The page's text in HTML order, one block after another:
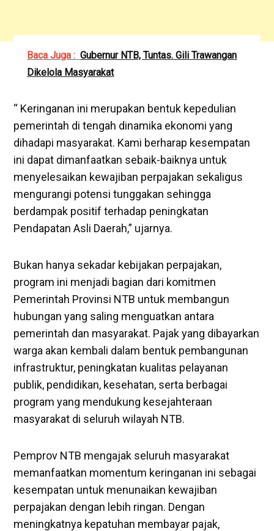
Baca Juga : Gubernur NTB, Tuntas. Gili Trawangan
Dikelola Masyarakat
“ Keringanan ini merupakan bentuk kepedulian
pemerintah di tengah dinamika ekonomi yang
dihadapi masyarakat. Kami berharap kesempatan
ini dapat dimanfaatkan sebaik-baiknya untuk
menyelesaikan kewajiban perpajakan sekaligus
mengurangi potensi tunggakan sehingga
berdampak positif terhadap peningkatan
Pendapatan Asli Daerah,” ujarnya.
Bukan hanya sekadar kebijakan perpajakan,
program ini menjadi bagian dari komitmen
Pemerintah Provinsi NTB untuk membangun
hubungan yang saling menguatkan antara
pemerintah dan masyarakat. Pajak yang dibayarkan
warga akan kembali dalam bentuk pembangunan
infrastruktur, peningkatan kualitas pelayanan
publik, pendidikan, kesehatan, serta berbagai
program yang mendukung kesejahteraan
masyarakat di seluruh wilayah NTB.
Pemprov NTB mengajak seluruh masyarakat
memanfaatkan momentum keringanan ini sebagai
kesempatan untuk menunaikan kewajiban
perpajakan dengan lebih ringan. Dengan
meningkatnya kepatuhan membayar pajak,